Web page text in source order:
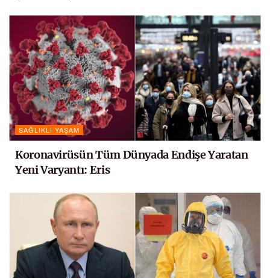
SAĞLIKLI YAŞAM
Koronavirüsün Tüm Dünyada Endişe Yaratan
Yeni Varyantı: Eris